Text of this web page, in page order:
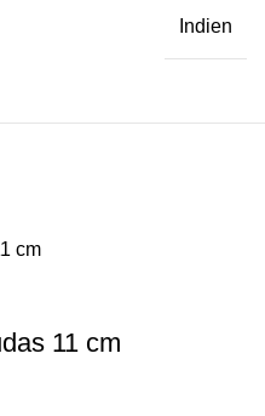
Indien
11 cm